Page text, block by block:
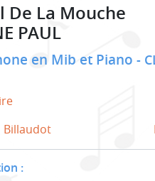
De La Mouche
PAUL
en Mib et Piano
Billaudot
: